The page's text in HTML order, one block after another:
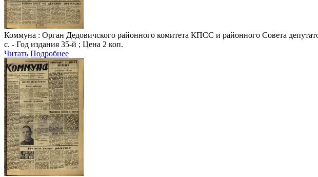
Коммуна : Орган Дедовичского районного комитета КПСС и районного Совета
с. - Год издания 35-й ; Цена 2 коп.
Читать Подробнее